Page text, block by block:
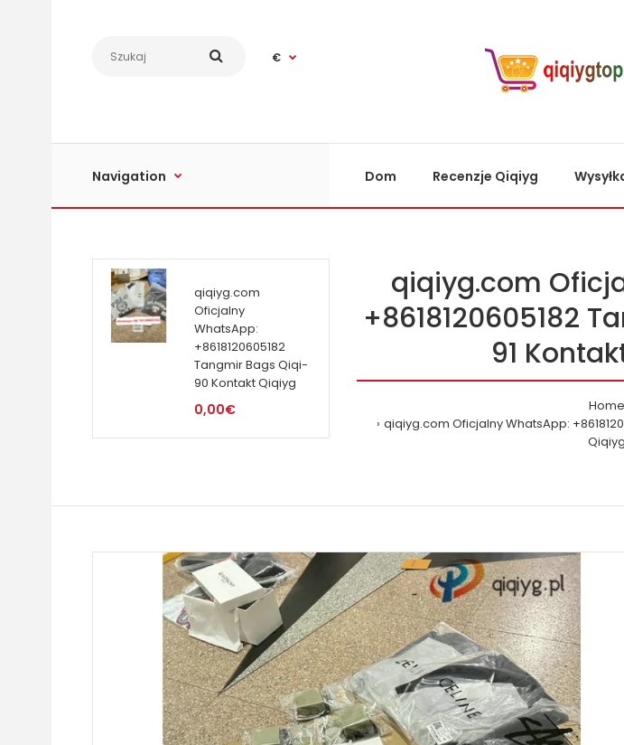
€
Navigation Dom Recenzje Qiqiyg
qiqiyg.com
Oficjalny
WhatsApp:
+8618120605182
Tangmir Bags Qiqi-
90 Kontakt Qiqiyg
0,00€
qiqiyg.com
+8618120605182
91
Home
qiqiyg.com Oficjalny WhatsApp:
Qiqiyg